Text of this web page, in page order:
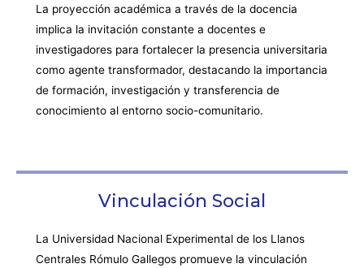
La proyección académica a través de la docencia
implica la invitación constante a docentes e
investigadores para fortalecer la presencia universitaria
como agente transformador, destacando la importancia
de formación, investigación y transferencia de
conocimiento al entorno socio-comunitario.
Vinculación Social
La Universidad Nacional Experimental de los Llanos
Centrales Rómulo Gallegos promueve la vinculación